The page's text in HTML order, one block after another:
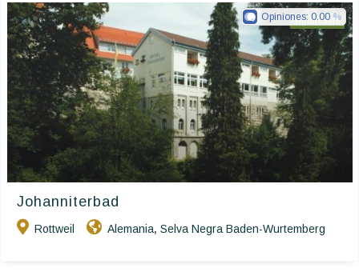
Ringhotels
Johanniterbad
Rottweil Alemania, Selva Negra Baden-Wurtemberg
Opiniones: 0.00